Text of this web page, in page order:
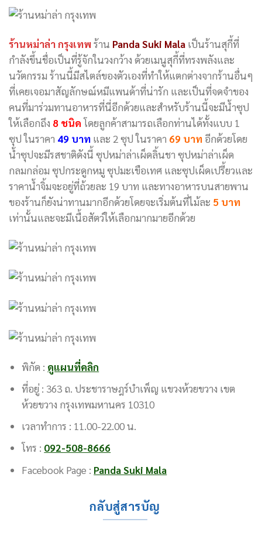
ร้านหม่าล่า กรุงเทพร้าน Panda Suki Mala เป็นร้านสุกี้ที่
กำลังขึ้นชื่อเป็นที่รู้จักในวงกว้าง ด้วยเมนูสุกี้ที่ทรงพลังและ
นวัตกรรม ร้านนี้มีสไตล์ของตัวเองที่ทำให้แตกต่างจากร้านอื่นๆ
ที่เคยเจอมาสัญลักษณ์หมีแพนด้าที่น่ารัก และเป็นที่จดจำของ
คนที่มาร่วมทานอาหารที่นี่อีกด้วยและสำหรับร้านนี้จะมีน้ำซุป
ให้เลือกถึง 8 ชนิดโดยลูกค้าสามารถเลือกท่านได้ทั้งแบบ 1
ซุป ในราคา 49 บาท และ 2 ซุป ในราคา 69 บาท อีกด้วยโดย
น้ำซุปจะมีรสชาติดังนี้ ซุปหม่าล่าเผ็ดลิ้นชา ซุปหม่าล่าเผ็ด
กลมกล่อม ซุปกระดูกหมู ซุปมะเขือเทศ และซุปเผ็ดเปรี้ยวและ
ราคาน้ำจิ้มจะอยู่ที่ถ้วยละ 19 บาท และทางอาหารบนสายพาน
ของร้านก็ยังน่าทานมากอีกด้วยโดยจะเริ่มต้นที่ไม้ละ 5 บาท
เท่านั้นและจะมีเนื้อสัตว์ให้เลือกมากมายอีกด้วย
พิกัด : ดูแผนที่คลิก
ที่อยู่ : 363 ถ. ประชาราษฎร์บำเพ็ญ แขวงห้วยขวาง เขต
ห้วยขวาง กรุงเทพมหานคร 10310
เวลาทำการ : 11.00-22.00 น.
โทร : 092-508-8666
Facebook Page : Panda Suki Mala
กลับสู่สารบัญ